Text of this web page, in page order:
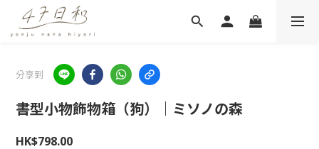
分享到
書型小物飾物箱（狗）｜ミソノの森
HK$798.00